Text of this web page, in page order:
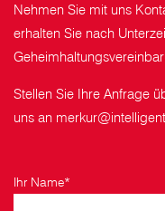
Nehmen Sie mit uns
erhalten Sie nach
Stellen Sie Ihre Anfrage
uns an
Ihr Name*